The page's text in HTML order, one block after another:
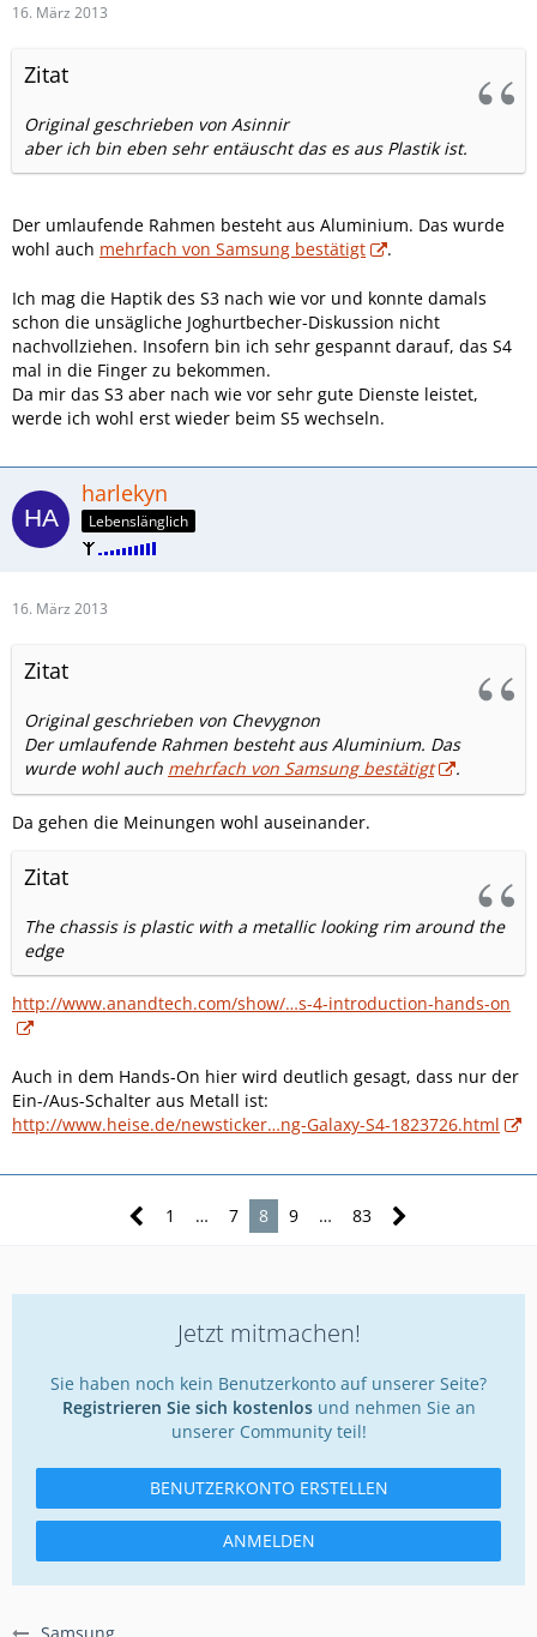
Samsung
16. März 2013
Zitat
Original geschrieben von Asinnir
aber ich bin eben sehr entäuscht das es aus Plastik ist.
Der umlaufende Rahmen besteht aus Aluminium. Das wurde
wohl auch mehrfach von Samsung bestätigt .
Ich mag die Haptik des S3 nach wie vor und konnte damals
schon die unsägliche Joghurtbecher-Diskussion nicht
nachvollziehen. Insofern bin ich sehr gespannt darauf, das S4
mal in die Finger zu bekommen.
Da mir das S3 aber nach wie vor sehr gute Dienste leistet,
werde ich wohl erst wieder beim S5 wechseln.
harlekyn
Lebenslänglich
16. März 2013
Zitat
Original geschrieben von Chevygnon
Der umlaufende Rahmen besteht aus Aluminium. Das
wurde wohl auch mehrfach von Samsung bestätigt .
Da gehen die Meinungen wohl auseinander.
Zitat
The chassis is plastic with a metallic looking rim around the
edge
http://www.anandtech.com/show/…s-4-introduction-hands-on
Auch in dem Hands-On hier wird deutlich gesagt, dass nur der
Ein-/Aus-Schalter aus Metall ist:
http://www.heise.de/newsticker…ng-Galaxy-S4-1823726.html
1 … 7 8 9 … 83
Jetzt mitmachen!
Sie haben noch kein Benutzerkonto auf unserer Seite?
Registrieren Sie sich kostenlosund nehmen Sie an
unserer Community teil!
BENUTZERKONTO ERSTELLEN
ANMELDEN